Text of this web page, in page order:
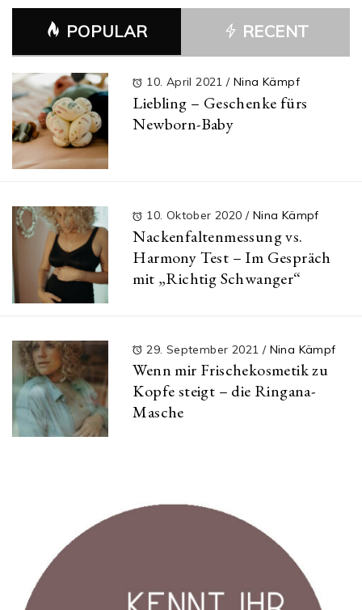
POPULAR RECENT
10. April 2021/ Nina Kämpf
Liebling – Geschenke fürs
Newborn-Baby
10. Oktober 2020 / Nina Kämpf
Nackenfaltenmessung vs.
Harmony Test – Im Gespräch
mit „Richtig Schwanger“
29. September 2021 / Nina Kämpf
Wenn mir Frischekosmetik zu
Kopfe steigt – die Ringana-
Masche